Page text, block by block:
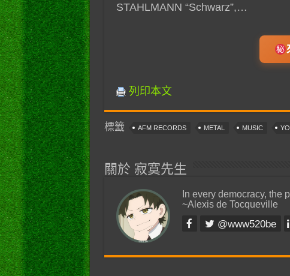
STAHLMANN “Schwarz”,…
列印本文
標籤 AFM RECORDS METAL MUSIC
關於 寂寞先生
In every democracy, the
~Alexis de Tocqueville
@www520be